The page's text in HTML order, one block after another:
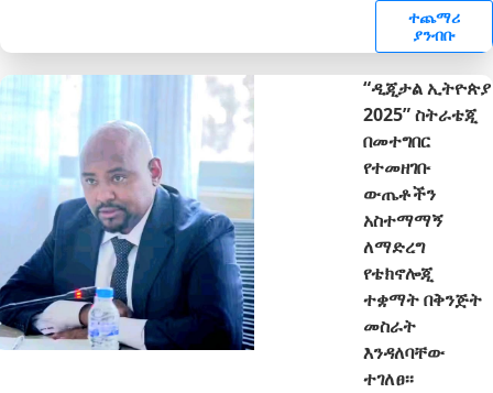
ተጨማሪ
ያንብቡ
“ዲጂታል ኢትዮጵያ
2025” ስትራቴጂ
በመተግበር
የተመዘገቡ
ውጤቶችን
አስተማማኝ
ለማድረግ
የቴክኖሎጂ
ተቋማት በቅንጅት
መስራት
እንዳለባቸው
ተገለፀ፡፡